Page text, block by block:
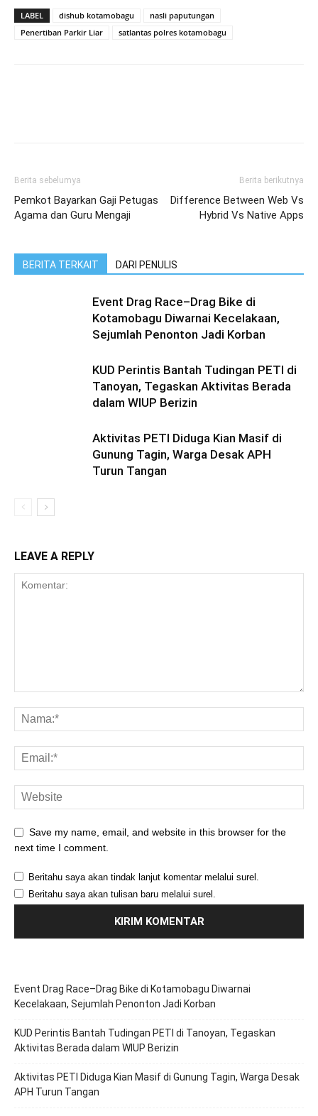
LABEL dishub kotamobagu
nasli paputungan
Penertiban Parkir Liar
satlantas polres kotamobagu
Berita sebelumya
Pemkot Bayarkan Gaji Petugas
Agama dan Guru Mengaji
Berita berikutnya
Difference Between Web Vs
Hybrid Vs Native Apps
BERITA TERKAIT DARI PENULIS
Event Drag Race–Drag Bike di
Kotamobagu Diwarnai Kecelakaan,
Sejumlah Penonton Jadi Korban
KUD Perintis Bantah Tudingan PETI di
Tanoyan, Tegaskan Aktivitas Berada
dalam WIUP Berizin
Aktivitas PETI Diduga Kian Masif di
Gunung Tagin, Warga Desak APH
Turun Tangan
LEAVE A REPLY
Save my name, email, and website in this browser for the
next time I comment.
Beritahu saya akan tindak lanjut komentar melalui surel.
Beritahu saya akan tulisan baru melalui surel.
Event Drag Race–Drag Bike di Kotamobagu Diwarnai
Kecelakaan, Sejumlah Penonton Jadi Korban
KUD Perintis Bantah Tudingan PETI di Tanoyan, Tegaskan
Aktivitas Berada dalam WIUP Berizin
Aktivitas PETI Diduga Kian Masif di Gunung Tagin, Warga Desak
APH Turun Tangan